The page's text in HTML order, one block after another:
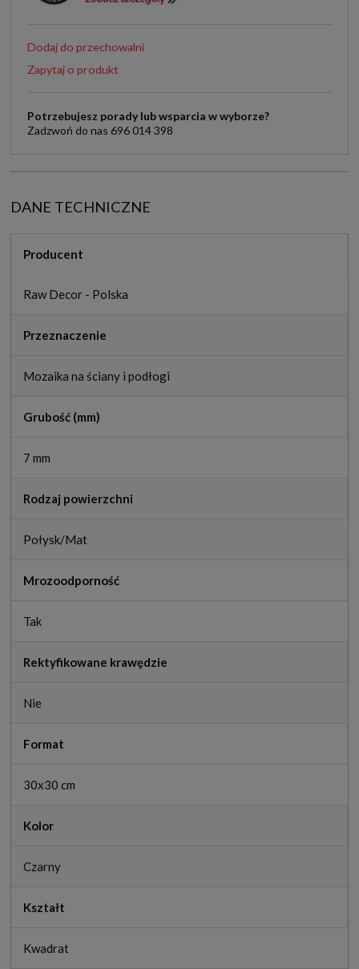
Dodaj do przechowalni
Zapytaj o produkt
Potrzebujesz porady lub wsparcia w wyborze?
Zadzwoń do nas 696 014 398
DANE TECHNICZNE
Producent
Raw Decor - Polska
Przeznaczenie
Mozaika na ściany i podłogi
Grubość (mm)
7 mm
Rodzaj powierzchni
Połysk/Mat
Mrozoodporność
Tak
Rektyfikowane krawędzie
Nie
Format
30x30 cm
Kolor
Czarny
Kształt
Kwadrat